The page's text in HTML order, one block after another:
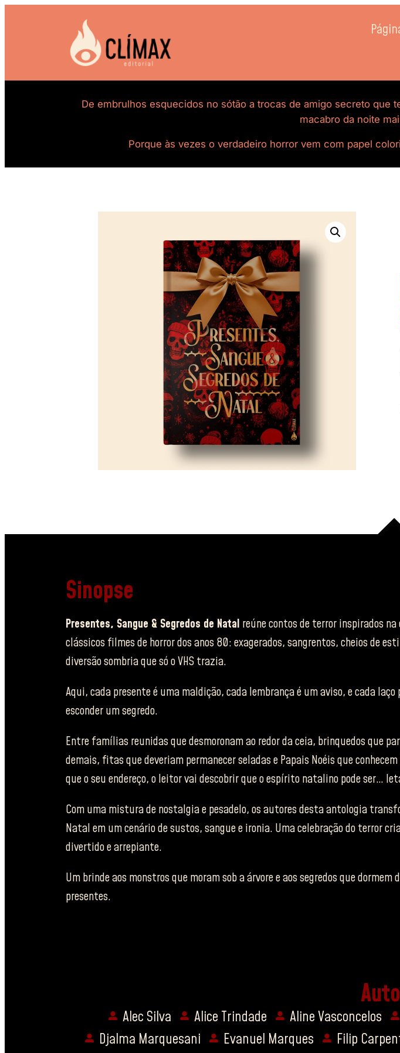
De embrulhos esquecidos no sótão a trocas de amigo secreto que
macabro da noite
Porque às vezes o verdadeiro horror vem com papel
Sinopse
Presentes, Sangue & Segredos de Natal reúne contos de terror inspirados
clássicos filmes de horror dos anos 80: exagerados, sangrentos, cheios de
diversão sombria que só o VHS trazia.
Aqui, cada presente é uma maldição, cada lembrança é um aviso, e cada laço
esconder um segredo.
Entre famílias reunidas que desmoronam ao redor da ceia, brinquedos que
demais, fitas que deveriam permanecer seladas e Papais Noéis que
que o seu endereço, o leitor vai descobrir que o espírito natalino pode ser…
Com uma mistura de nostalgia e pesadelo, os autores desta antologia
Natal em um cenário de sustos, sangue e ironia. Uma celebração do terror
divertido e arrepiante.
Um brinde aos monstros que moram sob a árvore e aos segredos que dormem
presentes.
Alec Silva Alice Trindade Aline Vasconcelos
Djalma Marquesani
Evanuel Marques Filip